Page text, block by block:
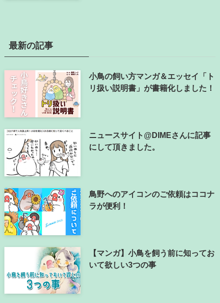
最新の記事
小鳥の飼い方マンガ＆エッセイ「ト
リ扱い説明書」が書籍化しました！
ニュースサイト@DIMEさんに記事
にして頂きました。
鳥野へのアイコンのご依頼はココナ
ラが便利！
【マンガ】小鳥を飼う前に知ってお
いて欲しい3つの事